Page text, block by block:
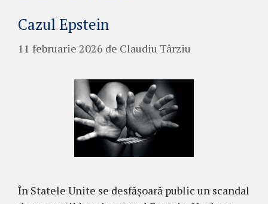
Cazul Epstein
11 februarie 2026 de Claudiu Târziu
În Statele Unite se desfășoară public un scandal